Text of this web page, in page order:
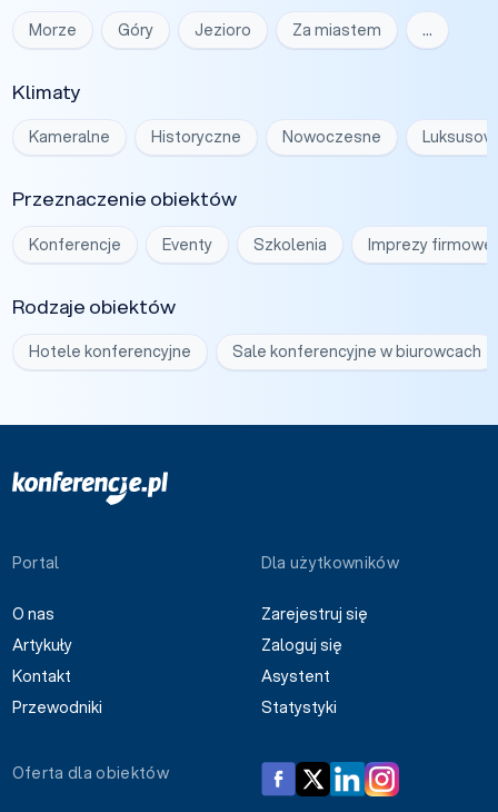
Morze Góry Jezioro Za miastem …
Klimaty
Kameralne Historyczne Nowoczesne
Przeznaczenie obiektów
Konferencje Eventy Szkolenia Imprezy firmowe
Rodzaje obiektów
Hotele konferencyjne Sale konferencyjne w biurowcach
Portal
O nas
Artykuły
Kontakt
Przewodniki
Dla użytkowników
Zarejestruj się
Zaloguj się
Asystent
Statystyki
Oferta dla obiektów